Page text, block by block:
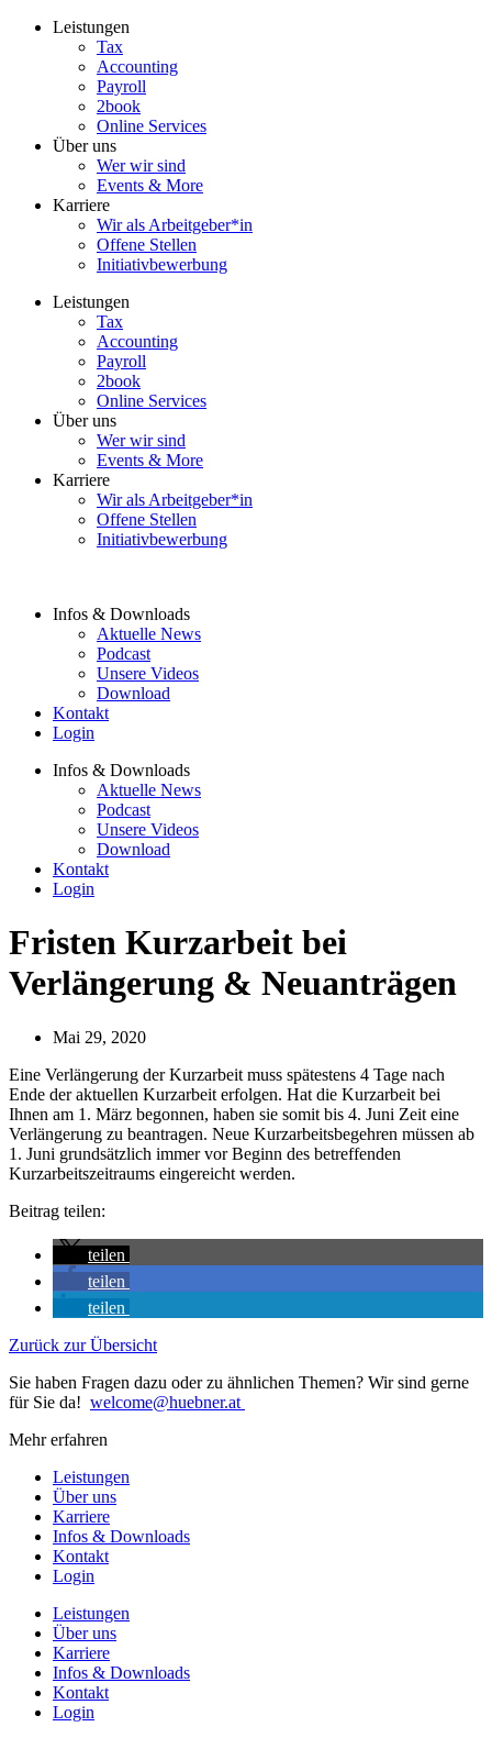
Zum
Leistungen
Tax
Accounting
Payroll
2book
Online Services
Über uns
Wer wir sind
Events & More
Karriere
Wir als Arbeitgeber*in
Offene Stellen
Initiativbewerbung
Leistungen
Tax
Accounting
Payroll
2book
Online Services
Über uns
Wer wir sind
Events & More
Karriere
Wir als Arbeitgeber*in
Offene Stellen
Initiativbewerbung
Infos & Downloads
Aktuelle News
Podcast
Unsere Videos
Download
Kontakt
Login
Infos & Downloads
Aktuelle News
Podcast
Unsere Videos
Download
Kontakt
Login
Fristen Kurzarbeit bei
Verlängerung & Neuanträgen
Mai 29, 2020
Eine Verlängerung der Kurzarbeit muss spätestens 4 Tage nach
Ende der aktuellen Kurzarbeit erfolgen. Hat die Kurzarbeit bei
Ihnen am 1. März begonnen, haben sie somit bis 4. Juni Zeit eine
Verlängerung zu beantragen. Neue Kurzarbeitsbegehren müssen ab
1. Juni grundsätzlich immer vor Beginn des betreffenden
Kurzarbeitszeitraums eingereicht werden.
Beitrag teilen:
teilen
teilen
teilen
Zurück zur Übersicht
Sie haben Fragen dazu oder zu ähnlichen Themen? Wir sind gerne
für Sie da! welcome@huebner.at
Mehr erfahren
Leistungen
Über uns
Karriere
Infos & Downloads
Kontakt
Login
Leistungen
Über uns
Karriere
Infos & Downloads
Kontakt
Login